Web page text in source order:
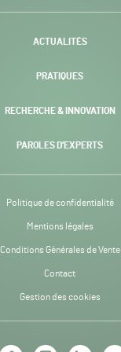
-
ACTUALITÉS
PRATIQUES
RECHERCHE & INNOVATION
PAROLES D’EXPERTS
Politique de confidentialité
Mentions légales
Conditions Générales de Vente
Contact
Gestion des cookies